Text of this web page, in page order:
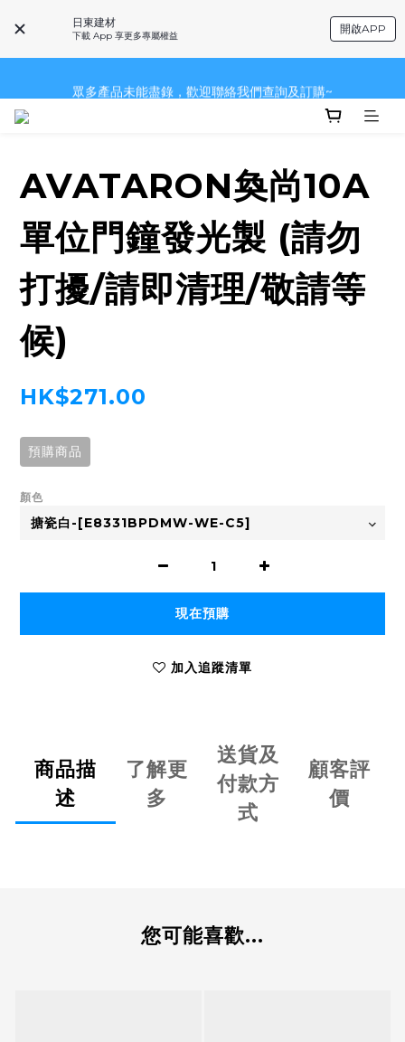
日東建材
下載 App 享更多專屬權益
開啟APP
~品牌一覽~
眾多產品未能盡錄，歡迎聯絡我們查詢及訂購~
AVATARON奐尚10A
單位門鐘發光製 (請勿
打擾/請即清理/敬請等
候)
HK$271.00
預購商品
顏色
現在預購
加入追蹤清單
商品描
述
了解更
多
送貨及
付款方
式
顧客評
價
您可能喜歡...